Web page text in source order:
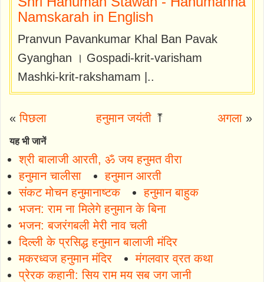
Namskarah in English
Pranvun Pavankumar Khal Ban Pavak
Gyanghan । Gospadi-krit-varisham
Mashki-krit-rakshamam |..
«पिछला हनुमान जयंती ⤒ अगला»
यह भी जानें
श्री बालाजी आरती, ॐ जय हनुमत वीरा
हनुमान चालीसा
हनुमान आरती
संकट मोचन हनुमानाष्टक
हनुमान बाहुक
भजन: राम ना मिलेगे हनुमान के बिना
भजन: बजरंगबली मेरी नाव चली
दिल्ली के प्रसिद्ध हनुमान बालाजी मंदिर
मकरध्वज हनुमान मंदिर
मंगलवार व्रत कथा
प्रेरक कहानी: सिय राम मय सब जग जानी